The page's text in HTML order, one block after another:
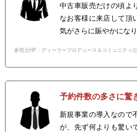
中古車販売だけの頃よ
なお客様に来店して頂
気がさらに賑やかになり
参照元HP：ディーラープロデュース＆コミュニティ
予約件数の多さに驚
新規事業の導入なので
が、先ず何よりも驚い